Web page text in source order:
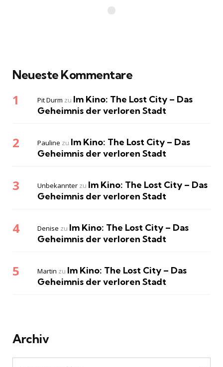
Neueste Kommentare
Pit Durm zu Im Kino: The Lost City – Das
Geheimnis der verloren Stadt
Pauline zu Im Kino: The Lost City – Das
Geheimnis der verloren Stadt
Unbekannter zu Im Kino: The Lost City – Das
Geheimnis der verloren Stadt
Denise zu Im Kino: The Lost City – Das
Geheimnis der verloren Stadt
Martin zu Im Kino: The Lost City – Das
Geheimnis der verloren Stadt
Archiv
Archiv